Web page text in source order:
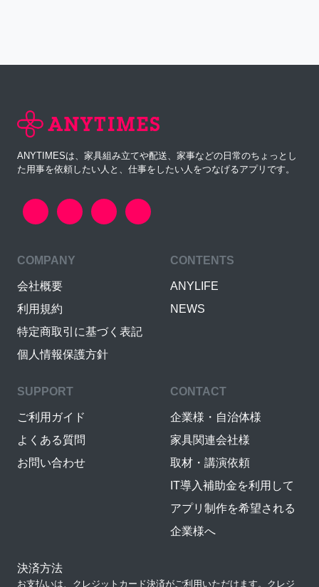
ANYTIMESは、家具組み立てや配送、家事などの日常のちょっとし
た用事を依頼したい人と、仕事をしたい人をつなげるアプリです。
COMPANY
会社概要
利用規約
特定商取引に基づく表記
個人情報保護方針
CONTENTS
ANYLIFE
NEWS
SUPPORT
ご利用ガイド
よくある質問
お問い合わせ
CONTACT
企業様・自治体様
家具関連会社様
取材・講演依頼
IT導入補助金を利用して
アプリ制作を希望される
企業様へ
決済方法
お支払いは、クレジットカード決済がご利用いただけます。クレジ